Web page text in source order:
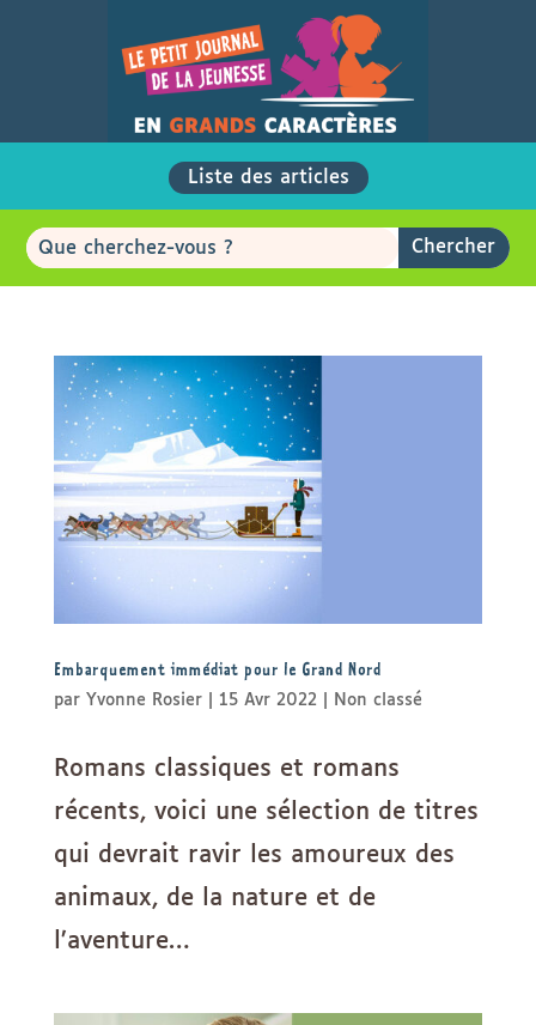
Liste des articles
Embarquement immédiat pour le Grand Nord
par Yvonne Rosier| 15 Avr 2022| Non classé
Romans classiques et romans
récents, voici une sélection de titres
qui devrait ravir les amoureux des
animaux, de la nature et de
l’aventure…